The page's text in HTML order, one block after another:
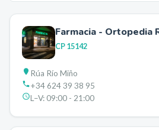
Farmacia - Ortopedia
CP 15142
Rúa Río Miño
+34 624 39 38 95
L–V:09:00 - 21:00